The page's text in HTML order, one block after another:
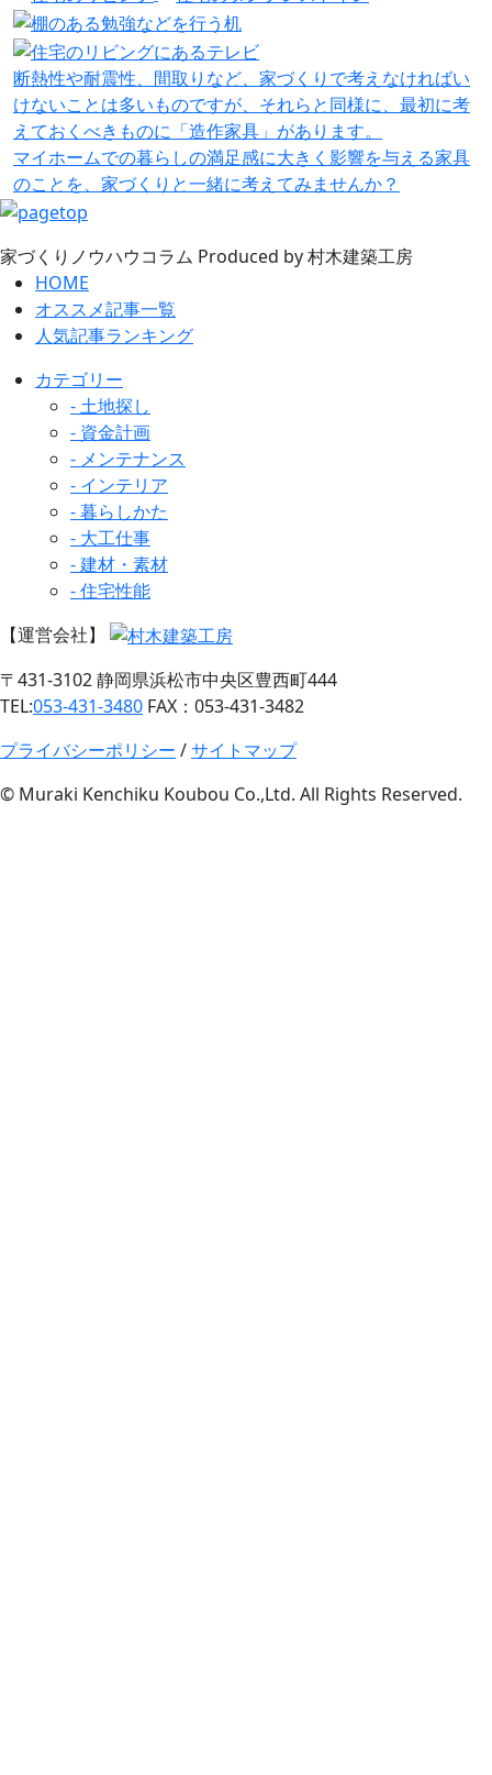
暮らしかた2024.10.23
子ども部屋、その後どうする？
家づくり
「優れた動線」設計のポイント
建材・素材2024.07.17
木質断熱材「シュタイコ」の特徴とメリット
断熱性や耐震性、間取りなど、家づくりで考えなければい
けないことは多いものですが、それらと同様に、最初に考
えておくべきものに「造作家具」があります。
マイホームでの暮らしの満足感に大きく影響を与える家具
のことを、家づくりと一緒に考えてみませんか？
家づくりノウハウコラム Produced by 村木建築工房
HOME
オススメ記事一覧
人気記事ランキング
カテゴリー
- 土地探し
- 資金計画
- メンテナンス
- インテリア
- 暮らしかた
- 大工仕事
- 建材・素材
- 住宅性能
【運営会社】
〒431-3102 静岡県浜松市中央区豊西町444
TEL:053-431-3480 FAX：053-431-3482
プライバシーポリシー /サイトマップ
© Muraki Kenchiku Koubou Co.,Ltd. All Rights Reserved.